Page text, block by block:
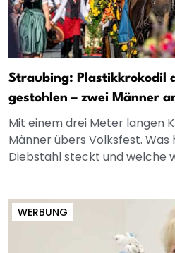
Straubing: Plastikkrokodil
gestohlen – zwei Männer
Mit einem drei Meter langen
Männer übers Volksfest.
Diebstahl steckt und welche
WERBUNG